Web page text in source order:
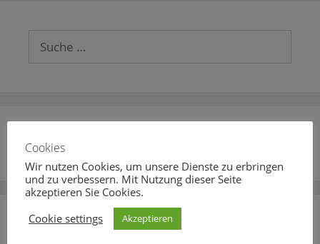
Suche
nach:
Facebook-Seite
Wolfsgeheul via E-Mail abonnieren
Cookies
Wir nutzen Cookies, um unsere Dienste zu erbringen
und zu verbessern. Mit Nutzung dieser Seite
akzeptieren Sie Cookies.
Cookie settings
Akzeptieren